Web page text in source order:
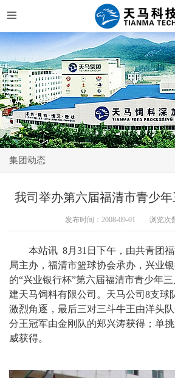
集团动态
我司举办第六届福清市青少
发布时间：2008-09-01 浏览次
本站讯 8月 31 日下午，由共青团
局主办，福清市篮球协会承办，兴业
的“兴业银行杯”第六届福清市青少年
建天马饲料有限公司。天马公司 8支球
激烈角逐，最后三对三斗牛王由洋头
分王冠军由金刚队的郑兴涛获得；单
威获得。